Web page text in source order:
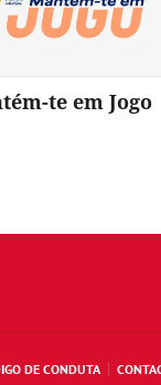
te em Jogo
DE CONDUTA